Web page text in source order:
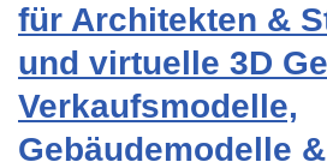
für Architekten &
und virtuelle 3D
Verkaufsmodelle,
Gebäudemodelle &